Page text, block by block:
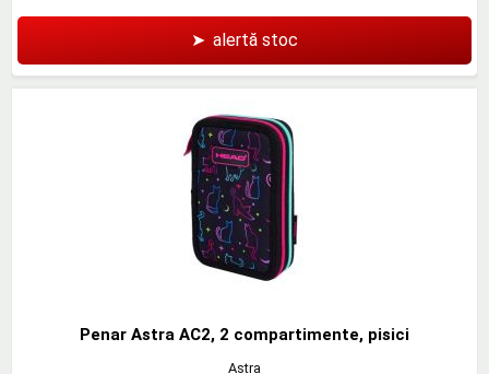
➤ alertă stoc
Penar Astra AC2, 2 compartimente, pisici
Astra